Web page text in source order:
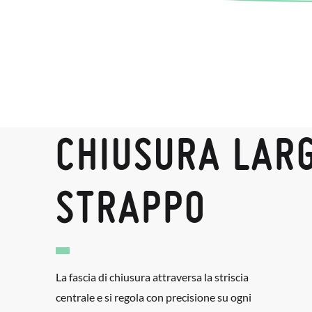
CHIUSURA
STRAPPO
La fascia di chiusura attraversa la striscia
centrale e si regola con precisione su ogni